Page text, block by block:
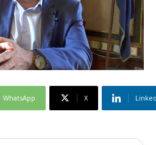
WhatsApp X